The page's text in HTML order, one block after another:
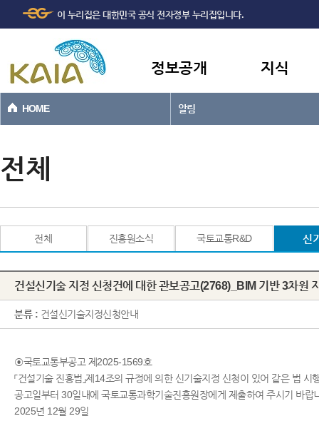
본문바로가기
이 누리집은 대한민국 공식 전자정부 누리집입니다.
정보공개 지식
HOME 알림
전체
전체 진흥원소식 국토교통R&D 신
건설신기술 지정 신청건에 대한 관보공고(2768)_BIM 기반 3차원
분류 : 건설신기술지정신청안내
◉국토교통부공고 제2025-1569호
「건설기술 진흥법」제14조의 규정에 의한 신기술지정 신청이 있어 같은 법
공고일부터 30일내에 국토교통과학기술진흥원장에게 제출하여 주시기 바랍
2025년 12월 29일